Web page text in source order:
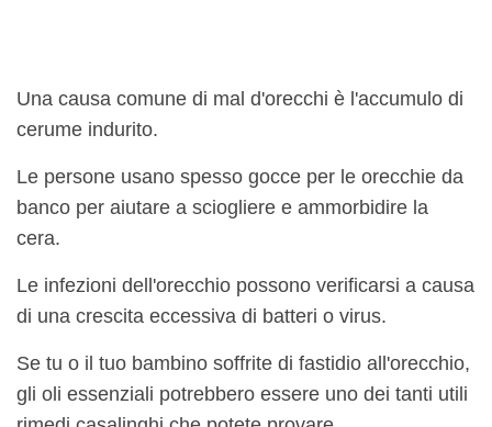
Una causa comune di mal d'orecchi è l'accumulo di
cerume indurito.
Le persone usano spesso gocce per le orecchie da
banco per aiutare a sciogliere e ammorbidire la
cera.
Le infezioni dell'orecchio possono verificarsi a causa
di una crescita eccessiva di batteri o virus.
Se tu o il tuo bambino soffrite di fastidio all'orecchio,
gli oli essenziali potrebbero essere uno dei tanti utili